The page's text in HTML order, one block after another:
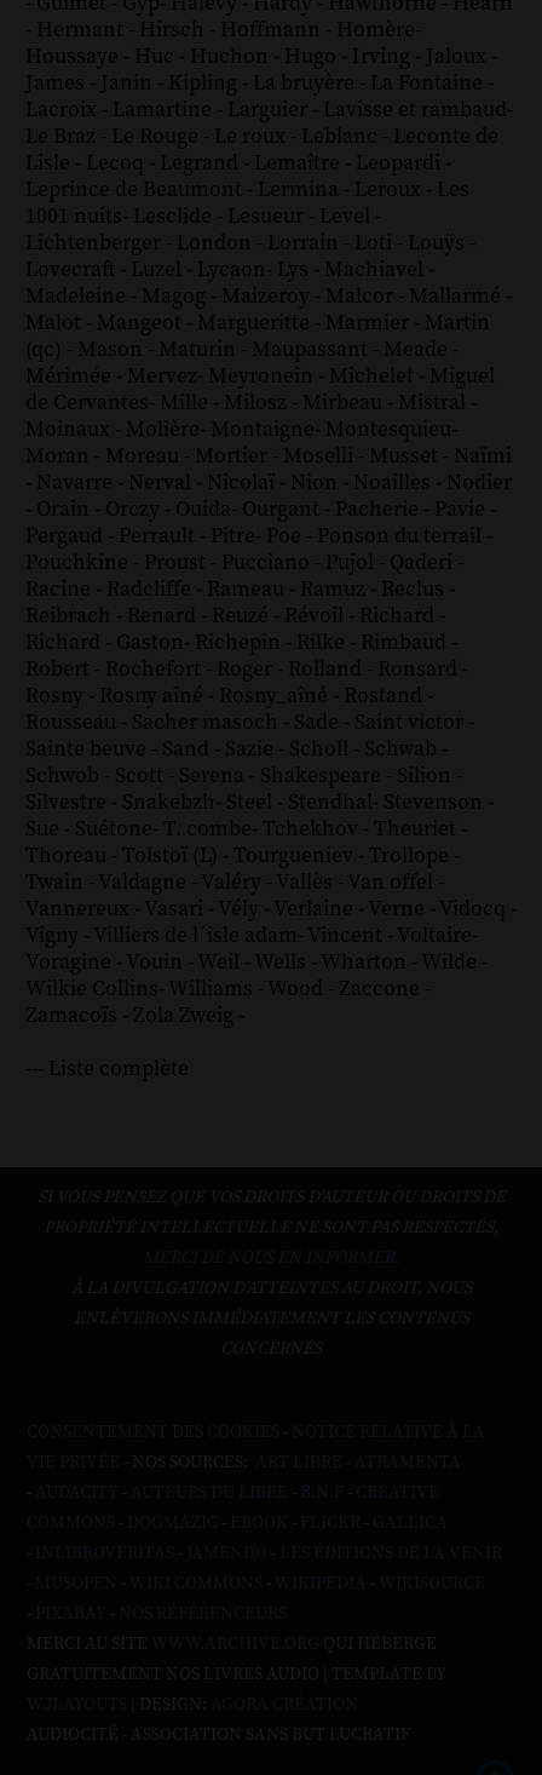
- Hermant - Hirsch - Hoffmann - Homère-
Houssaye - Huc - Huchon - Hugo - Irving - Jaloux -
James - Janin - Kipling - La bruyère - La Fontaine -
Lacroix - Lamartine - Larguier - Lavisse et rambaud-
Le Braz - Le Rouge - Le roux - Leblanc - Leconte de
Lisle - Lecoq - Legrand - Lemaître - Leopardi -
Leprince de Beaumont - Lermina - Leroux - Les
1001 nuits- Lesclide - Lesueur - Level -
Lichtenberger - London - Lorrain - Loti - Louÿs -
Lovecraft - Luzel - Lycaon- Lys - Machiavel -
Madeleine - Magog - Maizeroy - Malcor - Mallarmé -
Malot - Mangeot - Margueritte - Marmier - Martin
(qc) - Mason - Maturin - Maupassant - Meade -
Mérimée - Mervez- Meyronein - Michelet - Miguel
de Cervantes- Mille - Milosz - Mirbeau - Mistral -
Moinaux - Molière- Montaigne- Montesquieu-
Moran - Moreau - Mortier - Moselli - Musset - Naïmi
- Navarre - Nerval - Nicolaï - Nion - Noailles - Nodier
- Orain - Orczy - Ouida- Ourgant - Pacherie - Pavie -
Pergaud - Perrault - Pitre- Poe - Ponson du terrail -
Pouchkine - Proust - Pucciano - Pujol - Qaderi -
Racine - Radcliffe - Rameau - Ramuz - Reclus -
Reibrach - Renard - Reuzé - Révoil - Richard -
Richard - Gaston- Richepin - Rilke - Rimbaud -
Robert - Rochefort - Roger - Rolland - Ronsard -
Rosny - Rosny aîné - Rosny_aîné - Rostand -
Rousseau - Sacher masoch - Sade - Saint victor -
Sainte beuve - Sand - Sazie - Scholl - Schwab -
Schwob - Scott - Serena - Shakespeare - Silion -
Silvestre - Snakebzh- Steel - Stendhal- Stevenson -
Sue - Suétone- T. combe- Tchekhov - Theuriet -
Thoreau - Tolstoï (L) - Tourgueniev - Trollope -
Twain - Valdagne - Valéry - Vallès - Van offel -
Vannereux - Vasari - Vély - Verlaine - Verne - Vidocq -
Vigny - Villiers de l´isle adam- Vincent - Voltaire-
Voragine - Vouin - Weil - Wells - Wharton - Wilde -
Wilkie Collins- Williams - Wood - Zaccone -
Zamacoïs - Zola Zweig -
--- Liste complète